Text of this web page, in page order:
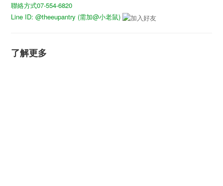
聯絡方式07-554-6820
Line ID: @theeupantry (需加@小老鼠)
了解更多